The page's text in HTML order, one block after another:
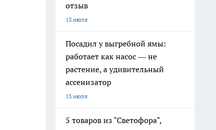
отзыв
13 июля
Посадил у выгребной ямы:
работает как насос — не
растение, а удивительный
ассенизатор
13 июля
5 товаров из "Светофора",